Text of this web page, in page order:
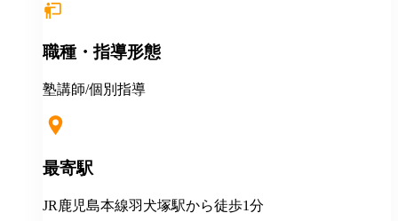
職種・指導形態
塾講師/個別指導
最寄駅
JR鹿児島本線羽犬塚駅から徒歩1分